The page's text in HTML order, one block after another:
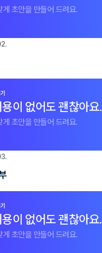
게 초안을 만들어 드려요.
이 없어도 괜찮아요.
게 초안을 만들어 드려요.
이 없어도 괜찮아요.
게 초안을 만들어 드려요.